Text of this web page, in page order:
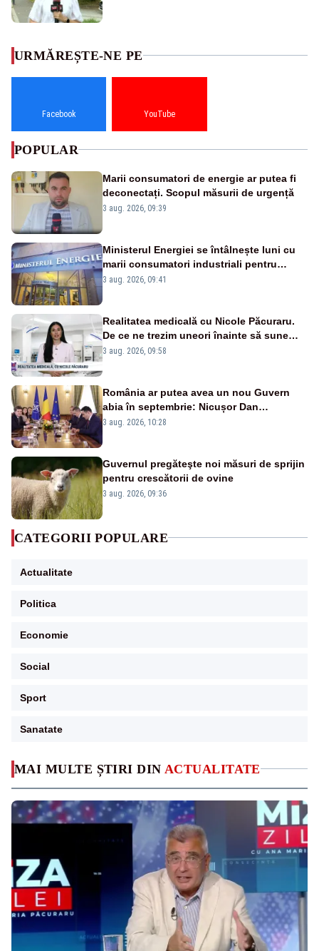
MAI MULTE ȘTIRI DIN ACTUALITATE
URMĂREȘTE-NE PE
Facebook YouTube
POPULAR
Marii consumatori de energie ar putea fi
deconectați. Scopul măsurii de urgență
3 aug. 2026, 09:39
Ministerul Energiei se întâlnește luni cu
marii consumatori industriali pentru
reducerea voluntară a consumului de
3 aug. 2026, 09:41
Realitatea medicală cu Nicole Păcuraru.
De ce ne trezim uneori înainte să sune
alarma?
3 aug. 2026, 09:58
România ar putea avea un nou Guvern
abia în septembrie: Nicușor Dan
pregătește noi consultări cu partidele
3 aug. 2026, 10:28
Guvernul pregăteşte noi măsuri de sprijin
pentru crescătorii de ovine
3 aug. 2026, 09:36
CATEGORII POPULARE
Actualitate
Politica
Economie
Social
Sport
Sanatate